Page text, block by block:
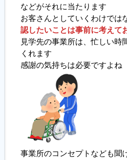
などがそれに当たります
お客さんとしていくわけでは
認したいことは事前に考えて
見学先の事業所は、忙しい時
くれます
感謝の気持ちは必要ですよね
事業所のコンセプトなども聞